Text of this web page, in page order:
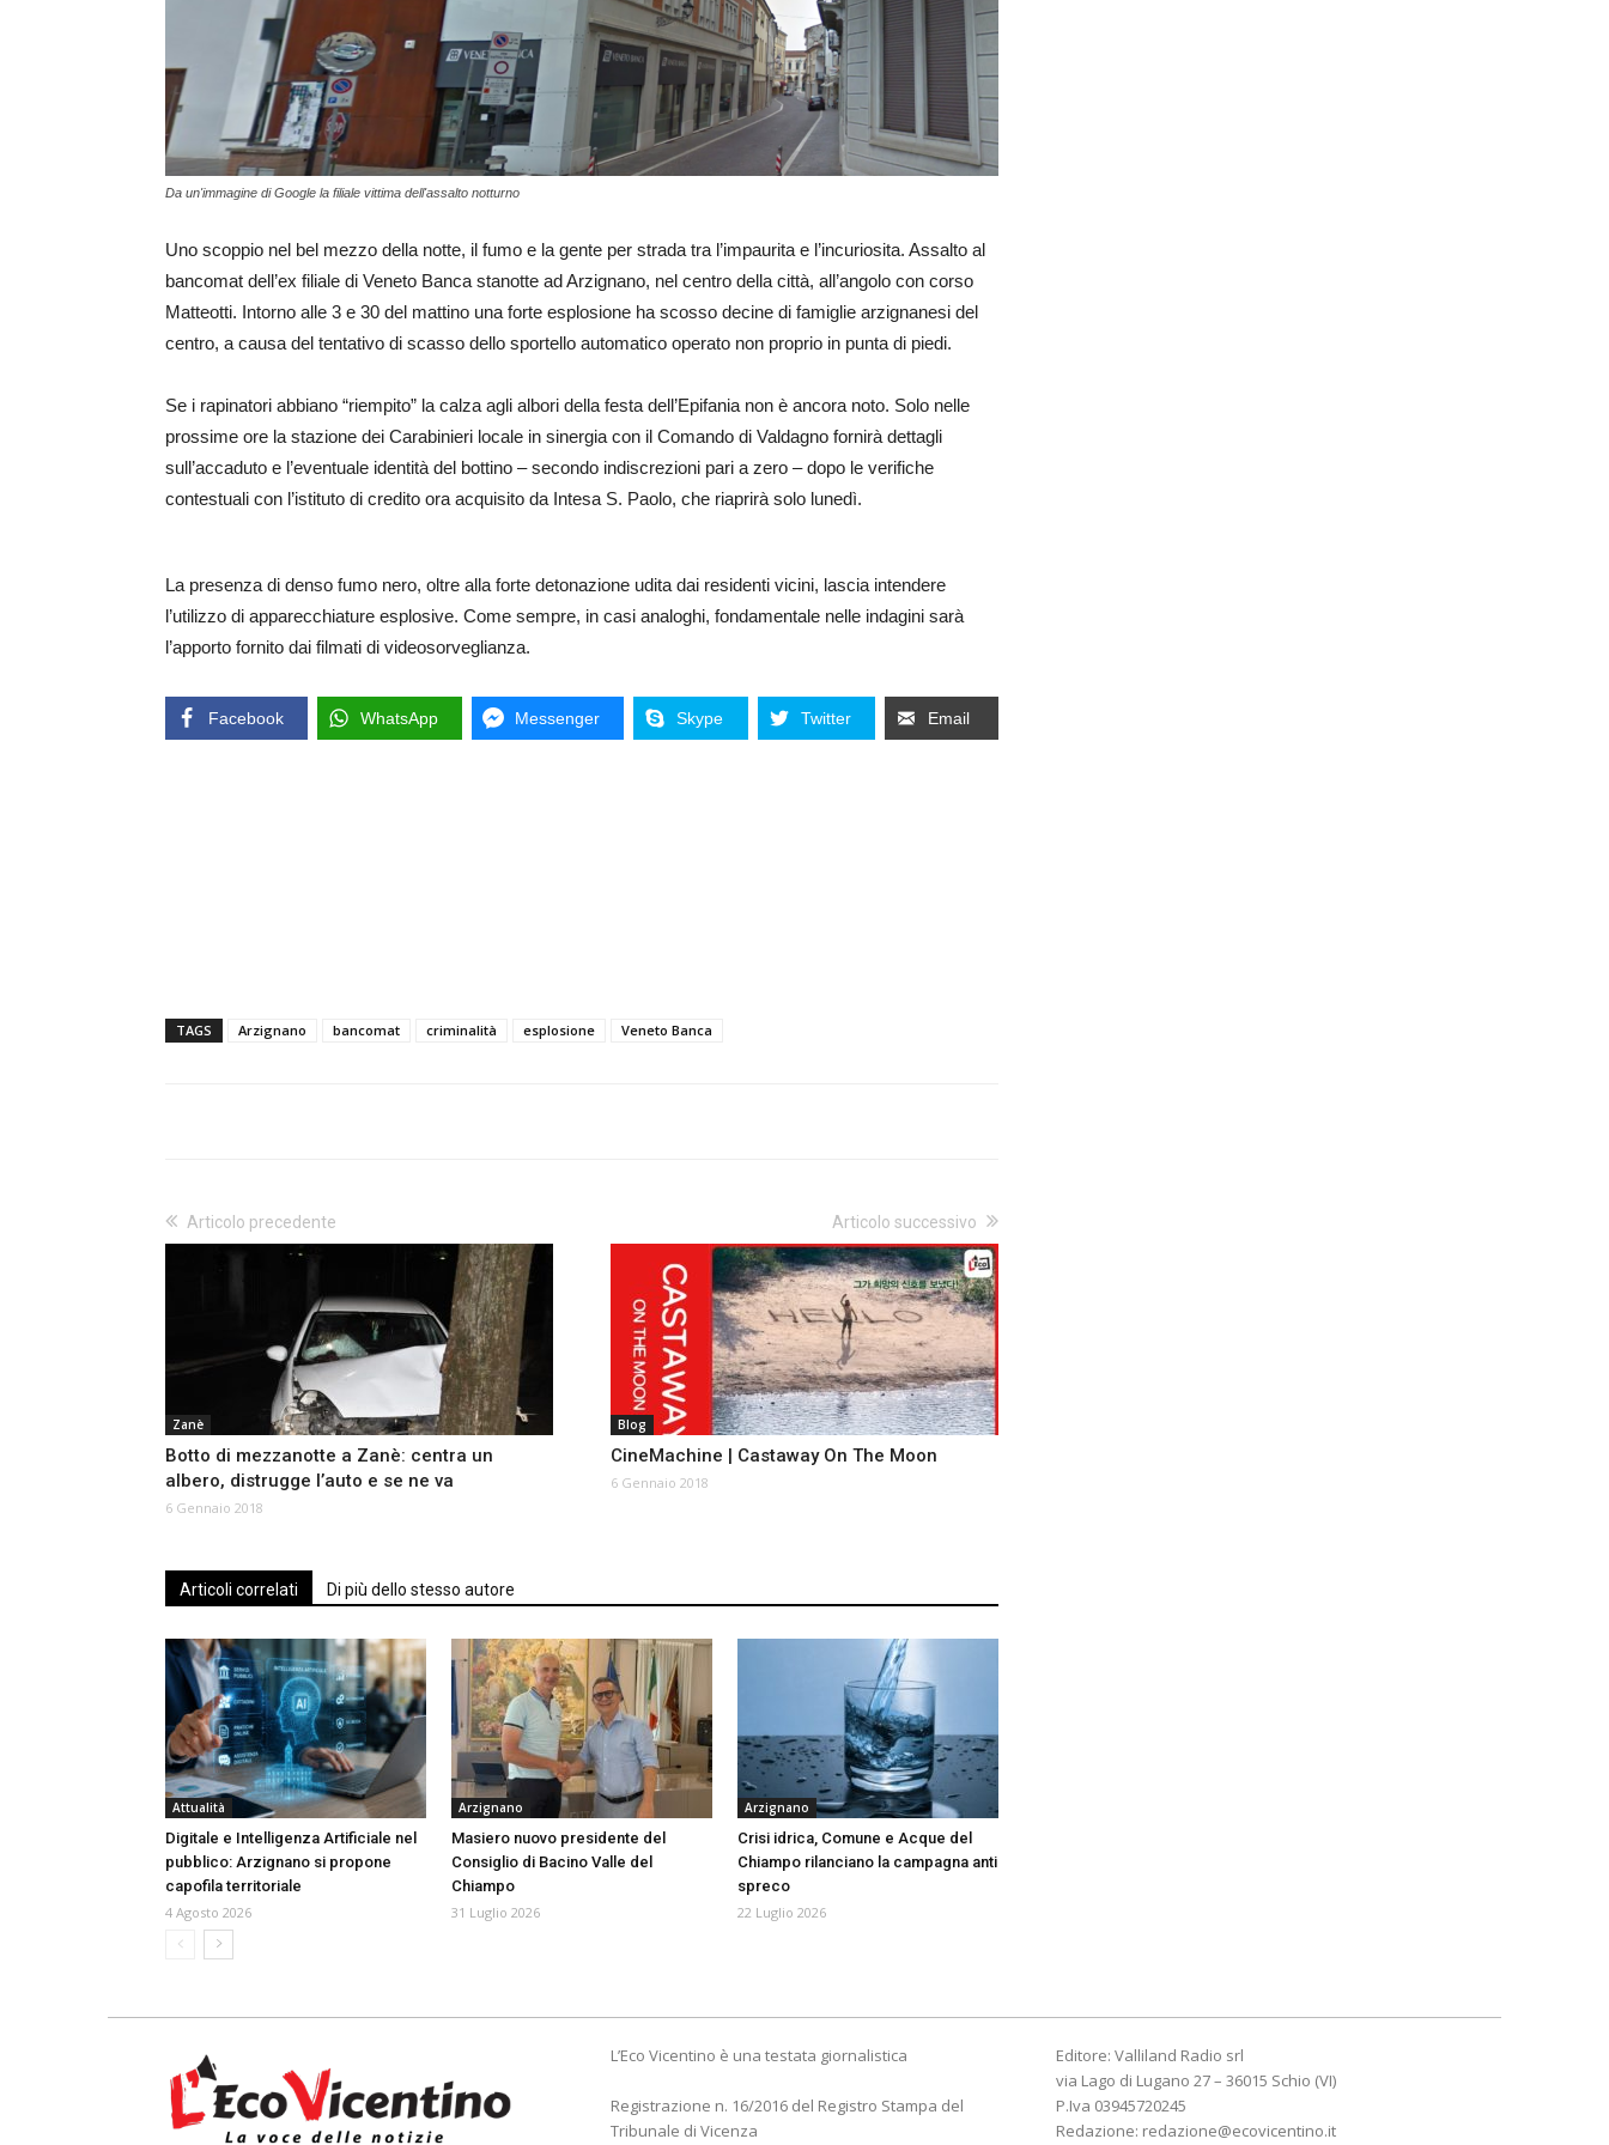
Da un'immagine di Google la filiale vittima dell'assalto notturno
Uno scoppio nel bel mezzo della notte, il fumo e la gente per strada tra l’impaurita e l’incuriosita. Assalto al
bancomat dell’ex filiale di Veneto Banca stanotte ad Arzignano, nel centro della città, all’angolo con corso
Matteotti. Intorno alle 3 e 30 del mattino una forte esplosione ha scosso decine di famiglie arzignanesi del
centro, a causa del tentativo di scasso dello sportello automatico operato non proprio in punta di piedi.
Se i rapinatori abbiano “riempito” la calza agli albori della festa dell’Epifania non è ancora noto. Solo nelle
prossime ore la stazione dei Carabinieri locale in sinergia con il Comando di Valdagno fornirà dettagli
sull’accaduto e l’eventuale identità del bottino – secondo indiscrezioni pari a zero – dopo le verifiche
contestuali con l’istituto di credito ora acquisito da Intesa S. Paolo, che riaprirà solo lunedì.
La presenza di denso fumo nero, oltre alla forte detonazione udita dai residenti vicini, lascia intendere
l’utilizzo di apparecchiature esplosive. Come sempre, in casi analoghi, fondamentale nelle indagini sarà
l’apporto fornito dai filmati di videosorveglianza.
Facebook WhatsApp Messenger Skype Twitter Email
TAGS Arzignano bancomat criminalità esplosione Veneto Banca
Articolo precedente
Zanè
Botto di mezzanotte a Zanè: centra un
albero, distrugge l’auto e se ne va
6 Gennaio 2018
Articolo successivo
Blog
CineMachine | Castaway On The Moon
6 Gennaio 2018
Articoli correlati Di più dello stesso autore
Attualità
Digitale e Intelligenza Artificiale nel
pubblico: Arzignano si propone
capofila territoriale
4 Agosto 2026
Arzignano
Masiero nuovo presidente del
Consiglio di Bacino Valle del
Chiampo
31 Luglio 2026
Arzignano
Crisi idrica, Comune e Acque del
Chiampo rilanciano la campagna anti
spreco
22 Luglio 2026
L’Eco Vicentino è una testata giornalistica
Registrazione n. 16/2016 del Registro Stampa del
Tribunale di Vicenza
Editore: Valliland Radio srl
via Lago di Lugano 27 – 36015 Schio (VI)
P.Iva 03945720245
Redazione: redazione@ecovicentino.it